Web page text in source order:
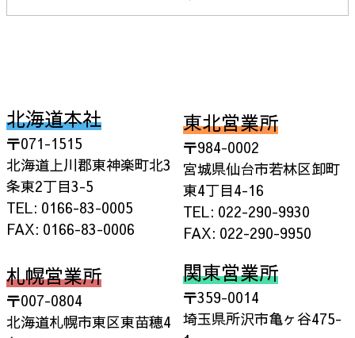
北海道本社
〒071-1515
北海道上川郡東神楽町北3
条東2丁目3-5
TEL: 0166-83-0005
FAX: 0166-83-0006
札幌営業所
〒007-0804
北海道札幌市東区東苗穂4
東北営業所
〒984-0002
宮城県仙台市若林区卸町
東4丁目4-16
TEL: 022-290-9930
FAX: 022-290-9950
関東営業所
〒359-0014
埼玉県所沢市亀ヶ谷475-